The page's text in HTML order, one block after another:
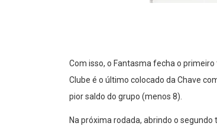
Com isso, o Fantasma fecha o
Clube é o último colocado da Chave
pior saldo do grupo (menos 8).
Na próxima rodada, abrindo o